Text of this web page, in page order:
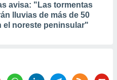
avisa: "Las tormentas
lluvias de más de 50
el noreste peninsular"